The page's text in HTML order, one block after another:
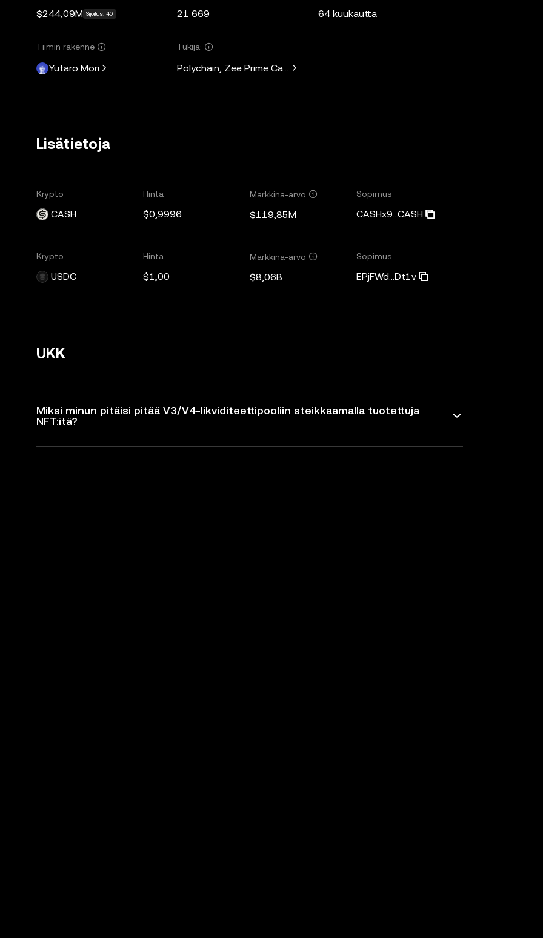
$244,09M Sijoitus: 40 21 669 64 kuukautta
Tiimin rakenne
Yutaro Mori
Tukija:
Polychain, Zee Prime Capital, Solana Ventures, Placeholder, Ryze Labs,
Lisätietoja
Krypto
CASH
Hinta
$0,9996
Markkina-arvo
$119,85M
Sopimus
CASHx9...CASH
Krypto
USDC
Hinta
$1,00
Markkina-arvo
$8,06B
Sopimus
EPjFWd...Dt1v
UKK
Miksi minun pitäisi pitää V3/V4-likviditeettipooliin steikkaamalla tuotettuja
NFT:itä?